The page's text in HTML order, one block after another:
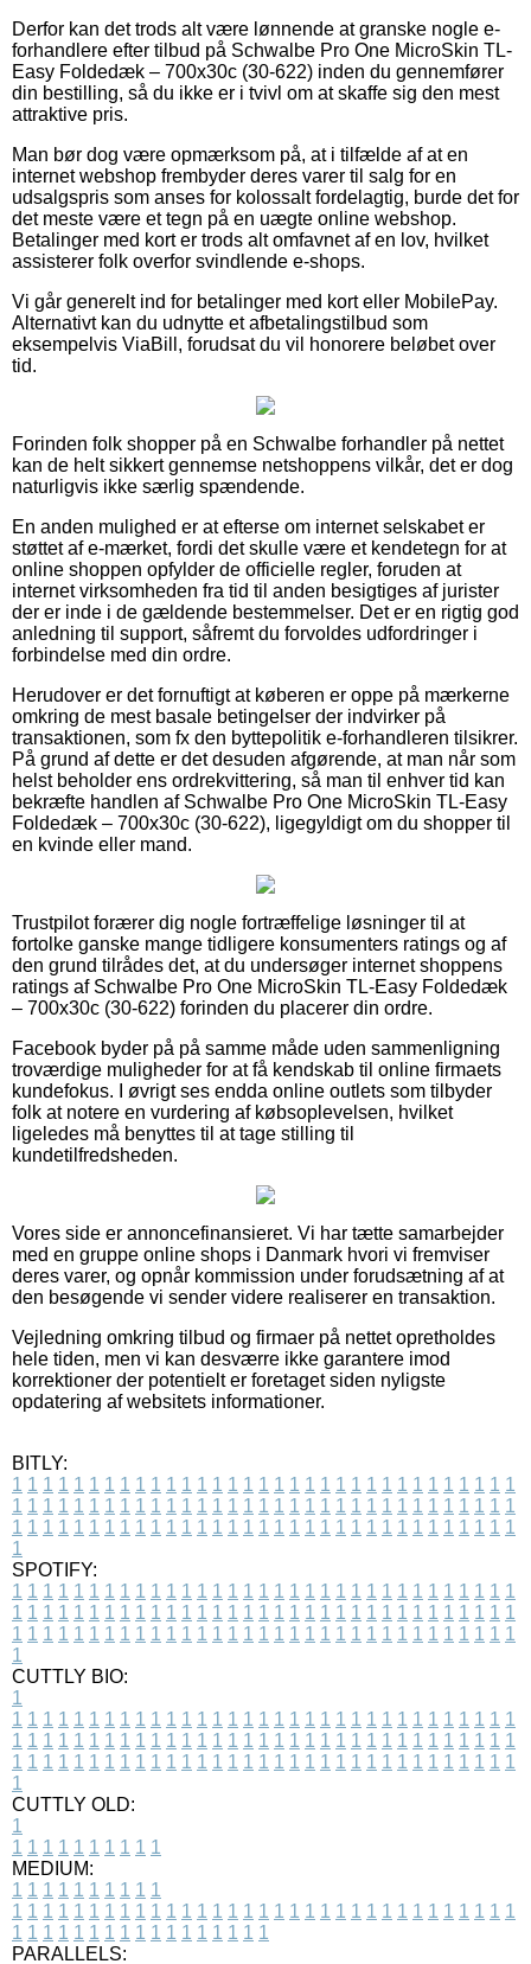
Derfor kan det trods alt være lønnende at granske nogle e-
forhandlere efter tilbud på Schwalbe Pro One MicroSkin TL-
Easy Foldedæk – 700x30c (30-622) inden du gennemfører
din bestilling, så du ikke er i tvivl om at skaffe sig den mest
attraktive pris.
Man bør dog være opmærksom på, at i tilfælde af at en
internet webshop frembyder deres varer til salg for en
udsalgspris som anses for kolossalt fordelagtig, burde det for
det meste være et tegn på en uægte online webshop.
Betalinger med kort er trods alt omfavnet af en lov, hvilket
assisterer folk overfor svindlende e-shops.
Vi går generelt ind for betalinger med kort eller MobilePay.
Alternativt kan du udnytte et afbetalingstilbud som
eksempelvis ViaBill, forudsat du vil honorere beløbet over
tid.
Forinden folk shopper på en Schwalbe forhandler på nettet
kan de helt sikkert gennemse netshoppens vilkår, det er dog
naturligvis ikke særlig spændende.
En anden mulighed er at efterse om internet selskabet er
støttet af e-mærket, fordi det skulle være et kendetegn for at
online shoppen opfylder de officielle regler, foruden at
internet virksomheden fra tid til anden besigtiges af jurister
der er inde i de gældende bestemmelser. Det er en rigtig god
anledning til support, såfremt du forvoldes udfordringer i
forbindelse med din ordre.
Herudover er det fornuftigt at køberen er oppe på mærkerne
omkring de mest basale betingelser der indvirker på
transaktionen, som fx den byttepolitik e-forhandleren tilsikrer.
På grund af dette er det desuden afgørende, at man når som
helst beholder ens ordrekvittering, så man til enhver tid kan
bekræfte handlen af Schwalbe Pro One MicroSkin TL-Easy
Foldedæk – 700x30c (30-622), ligegyldigt om du shopper til
en kvinde eller mand.
Trustpilot forærer dig nogle fortræffelige løsninger til at
fortolke ganske mange tidligere konsumenters ratings og af
den grund tilrådes det, at du undersøger internet shoppens
ratings af Schwalbe Pro One MicroSkin TL-Easy Foldedæk
– 700x30c (30-622) forinden du placerer din ordre.
Facebook byder på på samme måde uden sammenligning
troværdige muligheder for at få kendskab til online firmaets
kundefokus. I øvrigt ses endda online outlets som tilbyder
folk at notere en vurdering af købsoplevelsen, hvilket
ligeledes må benyttes til at tage stilling til
kundetilfredsheden.
Vores side er annoncefinansieret. Vi har tætte samarbejder
med en gruppe online shops i Danmark hvori vi fremviser
deres varer, og opnår kommission under forudsætning af at
den besøgende vi sender videre realiserer en transaktion.
Vejledning omkring tilbud og firmaer på nettet opretholdes
hele tiden, men vi kan desværre ikke garantere imod
korrektioner der potentielt er foretaget siden nyligste
opdatering af websitets informationer.
BITLY:
1 1 1 1 1 1 1 1 1 1 1 1 1 1 1 1 1 1 1 1 1 1 1 1 1 1 1 1 1 1 1 1 1
1 1 1 1 1 1 1 1 1 1 1 1 1 1 1 1 1 1 1 1 1 1 1 1 1 1 1 1 1 1 1 1 1
1 1 1 1 1 1 1 1 1 1 1 1 1 1 1 1 1 1 1 1 1 1 1 1 1 1 1 1 1 1 1 1 1
1
SPOTIFY:
1 1 1 1 1 1 1 1 1 1 1 1 1 1 1 1 1 1 1 1 1 1 1 1 1 1 1 1 1 1 1 1 1
1 1 1 1 1 1 1 1 1 1 1 1 1 1 1 1 1 1 1 1 1 1 1 1 1 1 1 1 1 1 1 1 1
1 1 1 1 1 1 1 1 1 1 1 1 1 1 1 1 1 1 1 1 1 1 1 1 1 1 1 1 1 1 1 1 1
1
CUTTLY BIO:
1
1 1 1 1 1 1 1 1 1 1 1 1 1 1 1 1 1 1 1 1 1 1 1 1 1 1 1 1 1 1 1 1 1
1 1 1 1 1 1 1 1 1 1 1 1 1 1 1 1 1 1 1 1 1 1 1 1 1 1 1 1 1 1 1 1 1
1 1 1 1 1 1 1 1 1 1 1 1 1 1 1 1 1 1 1 1 1 1 1 1 1 1 1 1 1 1 1 1 1
1
CUTTLY OLD:
1
1 1 1 1 1 1 1 1 1 1
MEDIUM:
1 1 1 1 1 1 1 1 1 1
1 1 1 1 1 1 1 1 1 1 1 1 1 1 1 1 1 1 1 1 1 1 1 1 1 1 1 1 1 1 1 1 1
1 1 1 1 1 1 1 1 1 1 1 1 1 1 1 1 1
PARALLELS: